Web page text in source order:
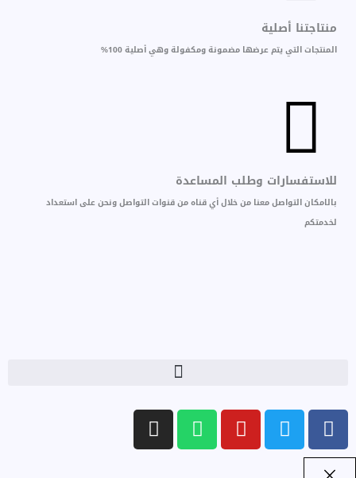
منتاجتنا أصلية
المنتجات التي يتم عرضها مضمونة ومكفولة وهي أصلية 100%
للاستفسارات وطلب المساعدة
بالامكان التواصل معنا من خلال أي قناه من قنوات التواصل ونحن على استعداد
لخدمتكم
F
a
c
T
w
i
Y
o
u
W
h
a
I
n
s